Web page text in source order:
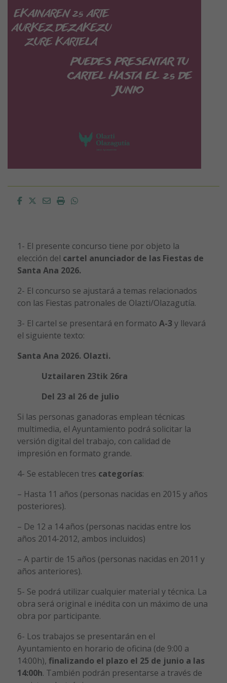
Facebook
Twitter
EmailImprimirWhatsapp
1- El presente concurso tiene por objeto la
elección del cartel anunciador de las Fiestas de
Santa Ana 2026.
2- El concurso se ajustará a temas relacionados
con las Fiestas patronales de Olazti/Olazagutía.
3- El cartel se presentará en formato A-3 y llevará
el siguiente texto:
Santa Ana 2026. Olazti.
Uztailaren 23tik 26ra
Del 23 al 26 de julio
Si las personas ganadoras emplean técnicas
multimedia, el Ayuntamiento podrá solicitar la
versión digital del trabajo, con calidad de
impresión en formato grande.
4- Se establecen tres categorías:
– Hasta 11 años (personas nacidas en 2015 y años
posteriores).
– De 12 a 14 años (personas nacidas entre los
años 2014-2012, ambos incluidos)
– A partir de 15 años (personas nacidas en 2011 y
años anteriores).
5- Se podrá utilizar cualquier material y técnica. La
obra será original e inédita con un máximo de una
obra por participante.
6- Los trabajos se presentarán en el
Ayuntamiento en horario de oficina (de 9:00 a
14:00h), finalizando el plazo el 25 de junio a las
14:00h. También podrán presentarse a través de